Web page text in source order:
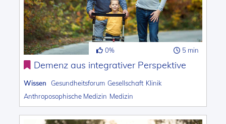
0% 5 min
Demenz aus integrativer Perspektive
Wissen Gesundheitsforum Gesellschaft Klinik
Anthroposophische Medizin Medizin